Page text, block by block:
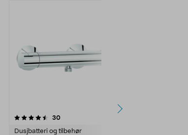
30anmeldelser
Dusjbatteri og tilbehør
4.0 av 5 stjerner